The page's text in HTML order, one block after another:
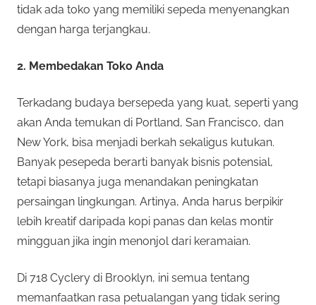
tidak ada toko yang memiliki sepeda menyenangkan
dengan harga terjangkau.
2. Membedakan Toko Anda
Terkadang budaya bersepeda yang kuat, seperti yang
akan Anda temukan di Portland, San Francisco, dan
New York, bisa menjadi berkah sekaligus kutukan.
Banyak pesepeda berarti banyak bisnis potensial,
tetapi biasanya juga menandakan peningkatan
persaingan lingkungan. Artinya, Anda harus berpikir
lebih kreatif daripada kopi panas dan kelas montir
mingguan jika ingin menonjol dari keramaian.
Di 718 Cyclery di Brooklyn, ini semua tentang
memanfaatkan rasa petualangan yang tidak sering